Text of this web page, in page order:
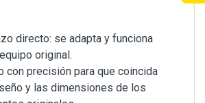
directo: se adapta y funciona
original.
con precisión para que coincida
y las dimensiones de los